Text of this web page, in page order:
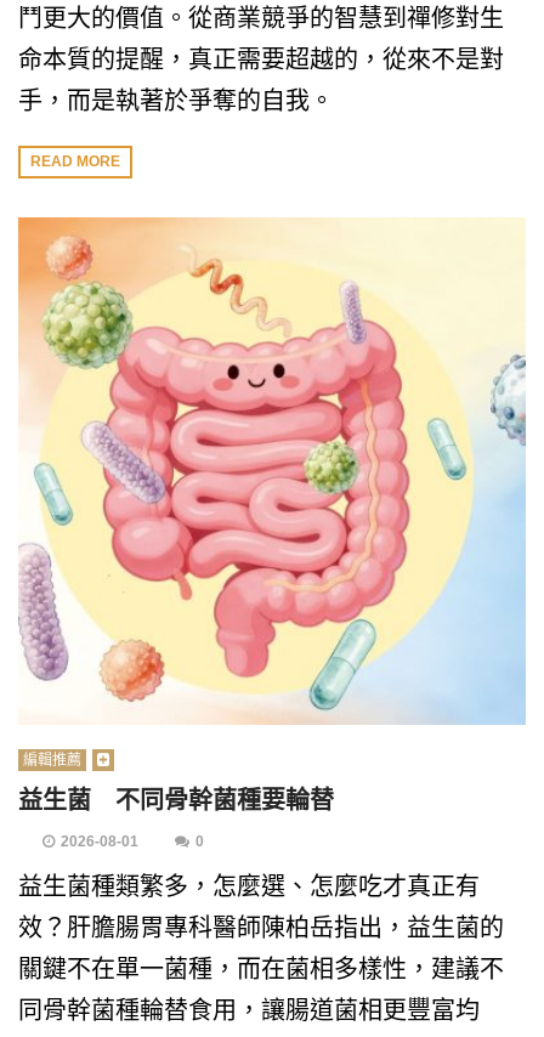
鬥更大的價值。從商業競爭的智慧到禪修對生
命本質的提醒，真正需要超越的，從來不是對
手，而是執著於爭奪的自我。
READ MORE
編輯推薦
益生菌 不同骨幹菌種要輪替
2026-08-01 0
益生菌種類繁多，怎麼選、怎麼吃才真正有
效？肝膽腸胃專科醫師陳柏岳指出，益生菌的
關鍵不在單一菌種，而在菌相多樣性，建議不
同骨幹菌種輪替食用，讓腸道菌相更豐富均